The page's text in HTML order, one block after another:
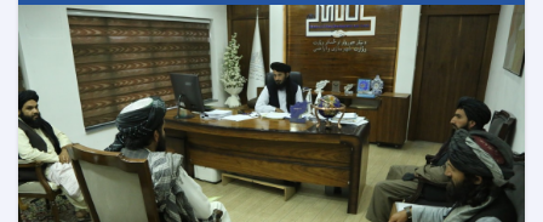
of
Hope
for
Afghanistan’s
Future